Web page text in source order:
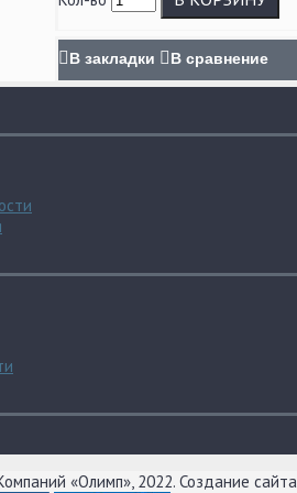
В закладки В сравнение
«Олимп», 2022. Создание